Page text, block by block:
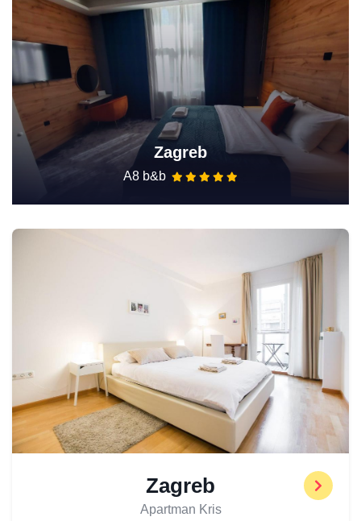
Zagreb
A8 b&b
Zagreb
Apartman Kris